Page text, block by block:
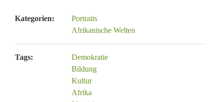
Kategorien:
Portraits
Afrikanische Welten
Tags:
Demokratie
Bildung
Kultur
Afrika